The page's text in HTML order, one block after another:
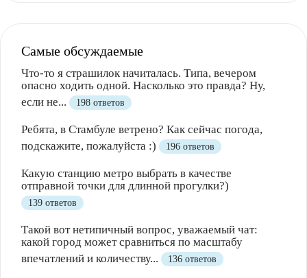
Самые обсуждаемые
Что-то я страшилок начиталась. Типа, вечером
опасно ходить одной. Насколько это правда? Ну,
если не...
198 ответов
Ребята, в Стамбуле ветрено? Как сейчас погода,
подскажите, пожалуйста :)
196 ответов
Какую станцию метро выбрать в качестве
отправной точки для длинной прогулки?)
139 ответов
Такой вот нетипичный вопрос, уважаемый чат:
какой город может сравниться по масштабу
впечатлений и количеству...
136 ответов